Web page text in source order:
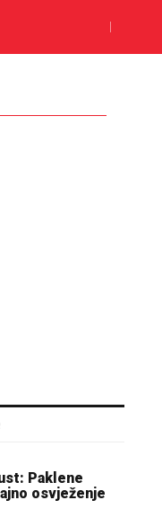
Paklene
osvježenje